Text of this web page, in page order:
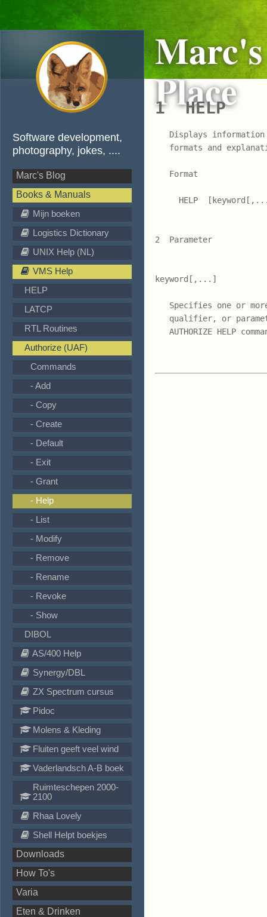
Software development,
photography, jokes, ....
Marc's Blog
Books & Manuals
Mijn boeken
Logistics Dictionary
UNIX Help (NL)
VMS Help
HELP
LATCP
RTL Routines
Authorize (UAF)
Commands
- Add
- Copy
- Create
- Default
- Exit
- Grant
- Help
- List
- Modify
- Remove
- Rename
- Revoke
- Show
DIBOL
AS/400 Help
Synergy/DBL
ZX Spectrum cursus
Pidoc
Molens & Kleding
Fluiten geeft veel wind
Vaderlandsch A-B boek
Ruimteschepen 2000-
2100
Rhaa Lovely
Shell Helpt boekjes
Downloads
How To's
Varia
Eten & Drinken
Marc's
Place
1  HELP
Displays
formats and
   Format
HELP
2  Parameter
keyword[,...]
Specifies one or
qualifier, or
AUTHORIZE HELP